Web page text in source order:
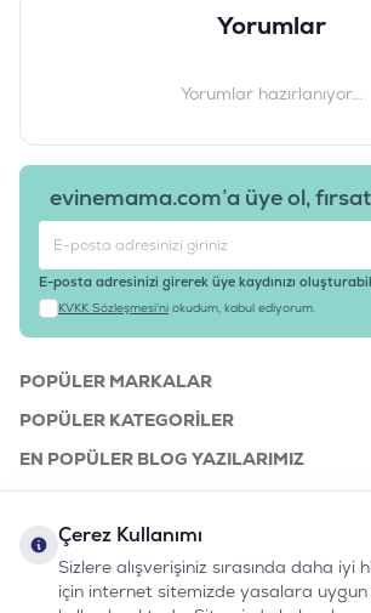
Yorumlar
Yorumlar hazırlanıyor...
evinemama.com’a üye ol,
E-posta adresinizi girerek üye kaydınızı
KVKK Sözleşmesi'ni okudum, kabul ediyorum.
POPÜLER MARKALAR
POPÜLER KATEGORILER
EN POPÜLER BLOG YAZILARIMIZ
KURUMSAL
Çerez Kullanımı
Sizlere alışverişiniz sırasında daha iyi
için internet sitemizde yasalara uygun